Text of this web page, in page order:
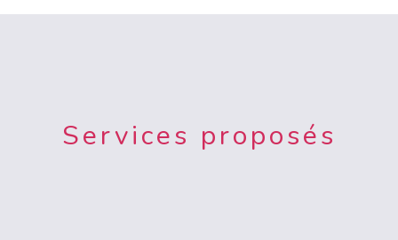
Services proposés